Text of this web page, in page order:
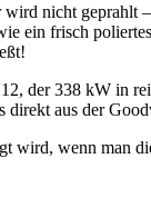
nicht
ein frisch
der 338 kW in
aus der
wenn man